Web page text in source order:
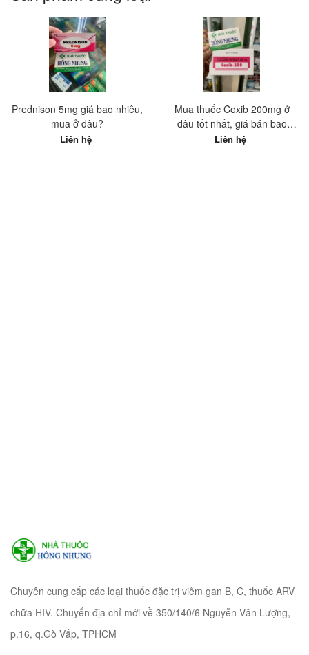
Prednison 5mg giá bao nhiêu,
mua ở đâu?
Liên hệ
Mua thuốc Coxib 200mg ở
đâu tốt nhất, giá bán bao
nhiêu?
Liên hệ
Chuyên cung cấp các loại thuốc đặc trị viêm gan B, C, thuốc ARV
chữa HIV. Chuyển địa chỉ mới về 350/140/6 Nguyễn Văn Lượng,
p.16, q.Gò Vấp, TPHCM